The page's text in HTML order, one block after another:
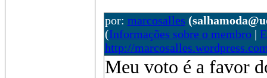
por: marcosalles
(Informações sobre o membro|
http://
Meu voto é a favor